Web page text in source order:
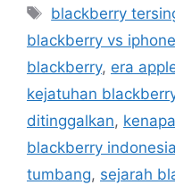
Tags
blackberry
blackberry vs iphone
blackberry, era
kejatuhan
ditinggalkan,
blackberry indonesia
tumbang, sejarah